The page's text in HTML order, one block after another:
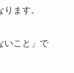
ます。
いこと」で